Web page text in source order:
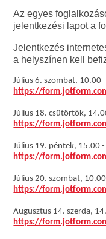
Az egyes
jelentkezési lapot a
Jelentkezés
a helyszínen kell
Július 6. szombat, 10.00
https://
Július 18. csütörtök,
https://
Július 19. péntek, 15.00
https://
Július 20. szombat,
https://
Augusztus 14. szerda,
https://